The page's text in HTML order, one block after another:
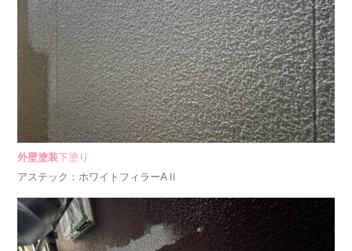
外壁塗装下塗り
アステック：ホワイトフィラーAⅡ